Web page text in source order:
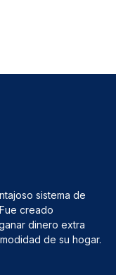
sistema de
creado
dinero extra
de su hogar.